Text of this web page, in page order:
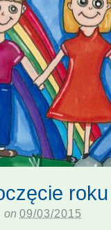
on 09/03/2015